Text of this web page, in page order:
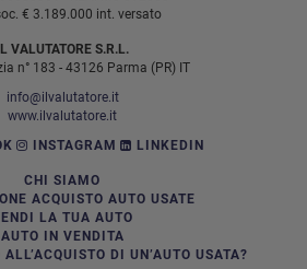
€ 3.189.000 int. versato
IL VALUTATORE S.R.L.
n° 183 - 43126 Parma (PR) IT
info@ilvalutatore.it
www.ilvalutatore.it
INSTAGRAM LINKEDIN
CHI SIAMO
ACQUISTO AUTO USATE
LA TUA AUTO
AUTO IN VENDITA
DI UN’AUTO USATA?